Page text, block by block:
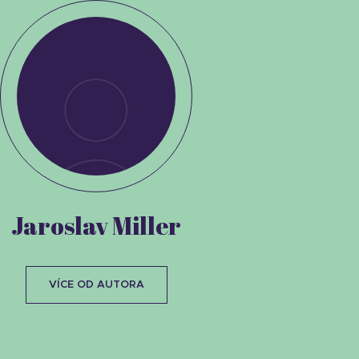
Jaroslav Miller
VÍCE OD AUTORA